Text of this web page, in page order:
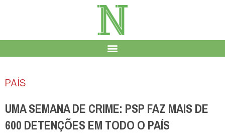
PAÍS
UMA SEMANA DE CRIME: PSP FAZ MAIS DE
600 DETENÇÕES EM TODO O PAÍS